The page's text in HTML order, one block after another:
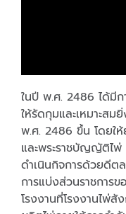
ในปี พ.ศ. 2486 ได้มี
ให้รัดกุมและเหมาะส
พ.ศ. 2486 ขึ้น โดยใ
และพระราชบัญญัติไพ่
ดำเนินกิจการด้วยดีต
การแบ่งส่วนราชการ
โรงงานที่โรงงานไพ่สั